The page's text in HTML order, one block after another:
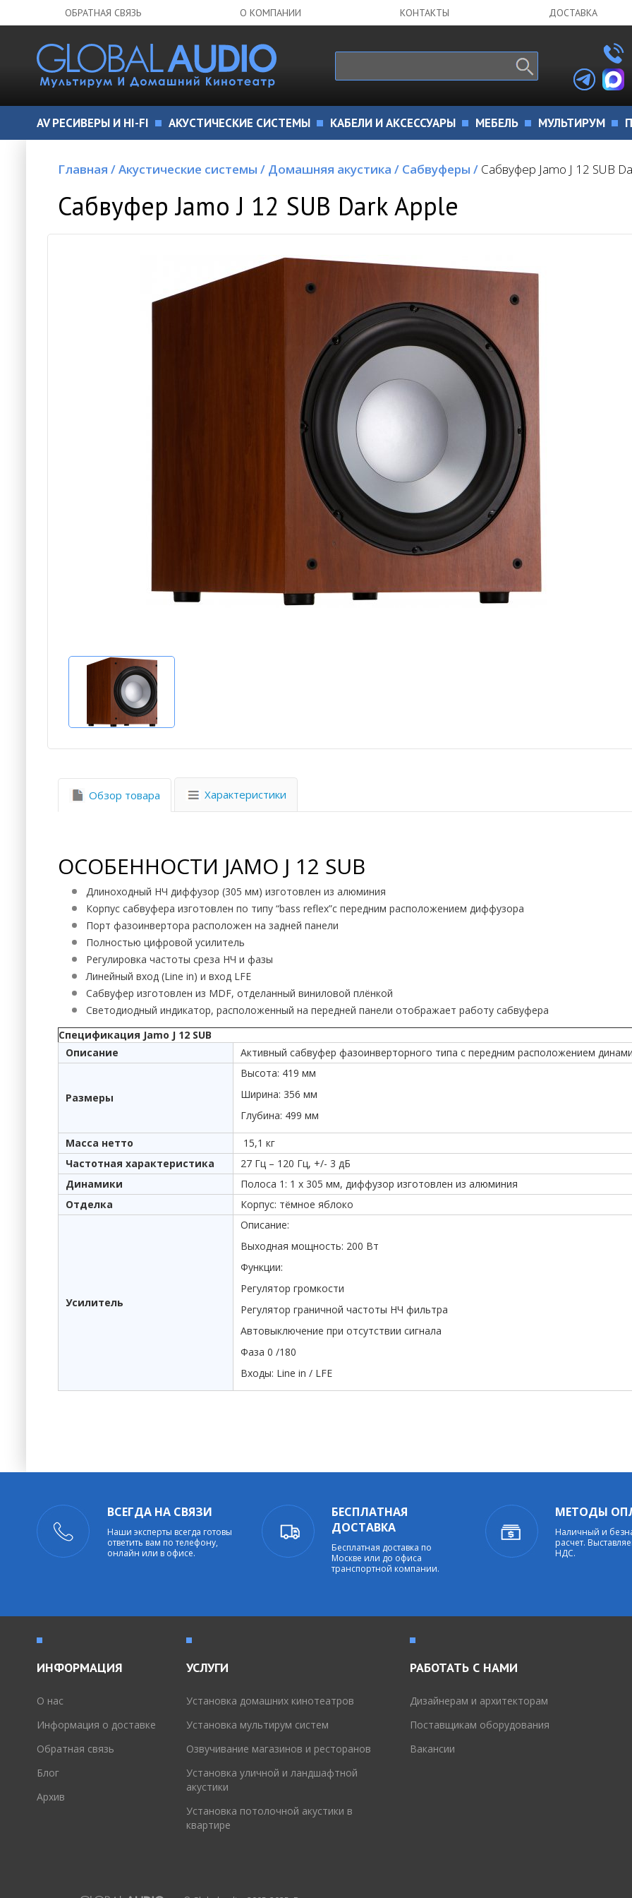
ОБРАТНАЯ СВЯЗЬ О КОМПАНИИ КОНТАКТЫ ДОСТАВКА
AV РЕСИВЕРЫ И HI-FI АКУСТИЧЕСКИЕ СИСТЕМЫ КАБЕЛИ И АКСЕССУАРЫ МЕБЕЛЬ МУЛЬТИРУМ
Главная /Акустические системы / Домашняя акустика / Сабвуферы / Сабвуфер Jamo J 12 SUB
Сабвуфер Jamo J 12 SUB Dark Apple
Обзор товара Характеристики
ОСОБЕННОСТИ JAMO J 12 SUB
Длиноходный НЧ диффузор (305 мм) изготовлен из алюминия
Корпус сабвуфера изготовлен по типу “bass reflex”с передним расположением диффузора
Порт фазоинвертора расположен на задней панели
Полностью цифровой усилитель
Регулировка частоты среза НЧ и фазы
Линейный вход (Line in) и вход LFE
Сабвуфер изготовлен из MDF, отделанный виниловой плёнкой
Светодиодный индикатор, расположенный на передней панели отображает работу сабвуфера
Спецификация Jamo J 12 SUB
Описание
Активный сабвуфер фазоинверторного типа с передним расположением
Размеры
Высота: 419 мм
Ширина: 356 мм
Глубина: 499 мм
Масса нетто
15,1 кг
Частотная характеристика
27 Гц – 120 Гц, +/- 3 дБ
Динамики
Полоса 1: 1 x 305 мм, диффузор изготовлен из алюминия
Отделка
Корпус: тёмное яблоко
Усилитель
Описание:
Выходная мощность: 200 Вт
Функции:
Регулятор громкости
Регулятор граничной частоты НЧ фильтра
Автовыключение при отсутствии сигнала
Фаза 0 /180
Входы: Line in / LFE
ВСЕГДА НА СВЯЗИ
Наши эксперты всегда готовы
ответить вам по телефону,
онлайн или в офисе.
БЕСПЛАТНАЯ
ДОСТАВКА
Бесплатная доставка по
Москве или до офиса
транспортной компании.
МЕТОДЫ
Наличный и
расчет.
НДС.
ИНФОРМАЦИЯ
O нас
Информация о доставке
Обратная связь
Блог
Архив
УСЛУГИ
Установка домашних кинотеатров
Установка мультирум систем
Озвучивание магазинов и ресторанов
Установка уличной и ландшафтной
акустики
Установка потолочной акустики в
квартире
РАБОТАТЬ С НАМИ
Дизайнерам и архитекторам
Поставщикам оборудования
Вакансии